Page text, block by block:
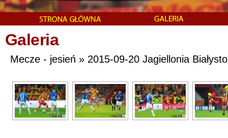
Galeria
Mecze - jesień » 2015-09-20 Jagiellonia